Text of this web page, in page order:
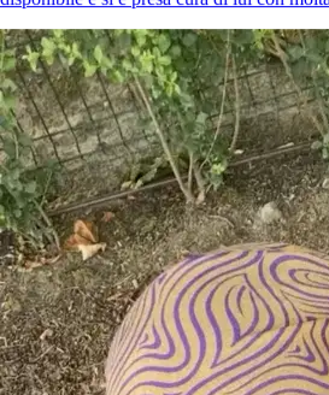
BayouHusky siberiano